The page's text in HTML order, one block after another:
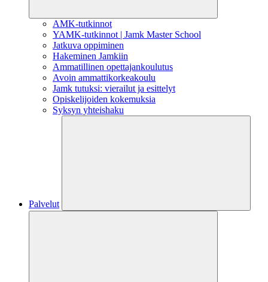
AMK-tutkinnot
YAMK-tutkinnot | Jamk Master School
Jatkuva oppiminen
Hakeminen Jamkiin
Ammatillinen opettajankoulutus
Avoin ammattikorkeakoulu
Jamk tutuksi: vierailut ja esittelyt
Opiskelijoiden kokemuksia
Syksyn yhteishaku
Palvelut